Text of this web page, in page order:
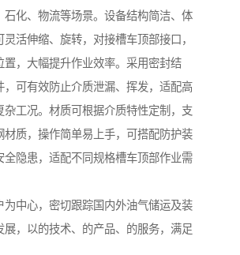
石化、物流等场景。设备结构简洁、体
活伸缩、旋转，对接槽车顶部接口，
置，大幅提升作业效率。采用密封结
，可有效防止介质泄漏、挥发，适配高
杂工况。材质可根据介质特性定制，支
材质，操作简单易上手，可搭配防护装
全隐患，适配不同规格槽车顶部作业需
为中心，密切跟踪国内外油气储运及装
展，以的技术、的产品、的服务，满足